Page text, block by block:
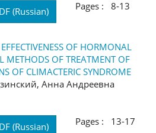
(Russian) Pages : 8-13
OF HORMONAL
OF TREATMENT OF
OF CLIMACTERIC SYNDROME
Анна Андреевна
(Russian) Pages : 13-17